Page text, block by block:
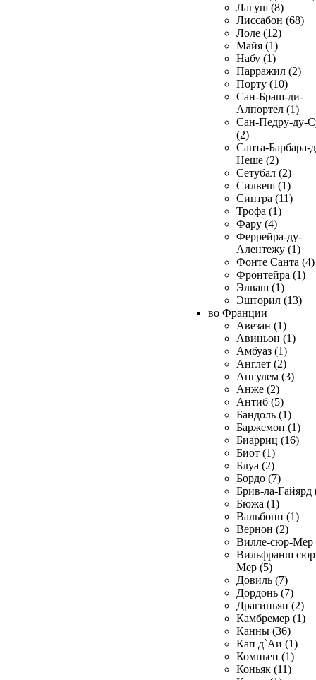
Лагуш (8)
Лиссабон (68)
Лоле (12)
Майя (1)
Набу (1)
Парражил (2)
Порту (10)
Сан-Браш-ди-
Алпортел (1)
Сан-Педру-ду-
(2)
Санта-Барбара-
Неше (2)
Сетубал (2)
Силвеш (1)
Синтра (11)
Трофа (1)
Фару (4)
Феррейра-ду-
Алентежу (1)
Фонте Санта (4)
Фронтейра (1)
Элваш (1)
Эшторил (13)
во Франции
Авезан (1)
Авиньон (1)
Амбуаз (1)
Англет (2)
Ангулем (3)
Анже (2)
Антиб (5)
Бандоль (1)
Баржемон (1)
Биарриц (16)
Биот (1)
Блуа (2)
Бордо (7)
Брив-ла-Гайярд
Бюжа (1)
Вальбонн (1)
Вернон (2)
Вилле-сюр-Мер
Вильфранш сюр
Мер (5)
Довиль (7)
Дордонь (7)
Драгиньян (2)
Камбремер (1)
Канны (36)
Кап д`Аи (1)
Компьен (1)
Коньяк (11)